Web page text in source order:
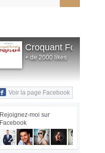
Croquant Fondant
+ de 2000 likes
Voir la page Facebook
Rejoignez-moi sur
Facebook